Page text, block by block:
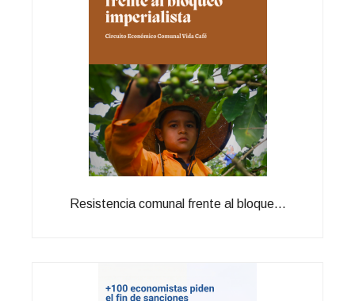
Resistencia comunal frente al bloque...